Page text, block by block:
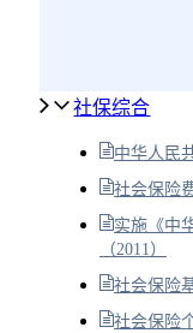
社保综合
中华人民
社会保险
实施《中
（2011）
社会保险
社会保险